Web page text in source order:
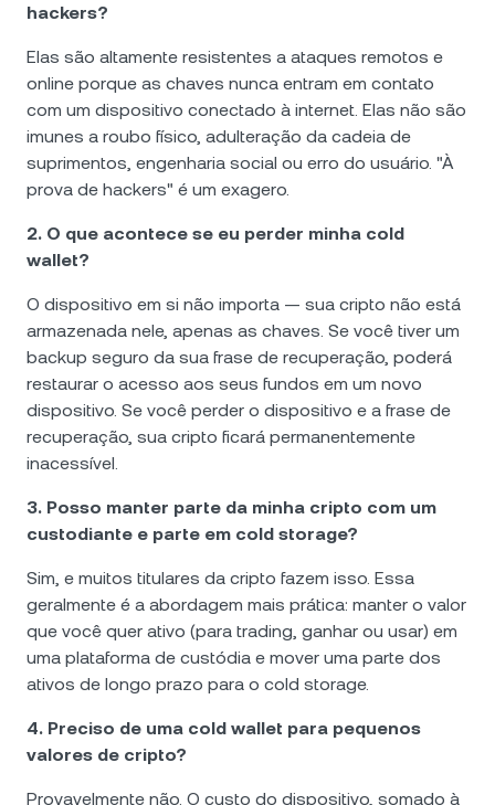
hackers?
Elas são altamente resistentes a ataques remotos e
online porque as chaves nunca entram em contato
com um dispositivo conectado à internet. Elas não são
imunes a roubo físico, adulteração da cadeia de
suprimentos, engenharia social ou erro do usuário. "À
prova de hackers" é um exagero.
2. O que acontece se eu perder minha cold
wallet?
O dispositivo em si não importa — sua cripto não está
armazenada nele, apenas as chaves. Se você tiver um
backup seguro da sua frase de recuperação, poderá
restaurar o acesso aos seus fundos em um novo
dispositivo. Se você perder o dispositivo e a frase de
recuperação, sua cripto ficará permanentemente
inacessível.
3. Posso manter parte da minha cripto com um
custodiante e parte em cold storage?
Sim, e muitos titulares da cripto fazem isso. Essa
geralmente é a abordagem mais prática: manter o valor
que você quer ativo (para trading, ganhar ou usar) em
uma plataforma de custódia e mover uma parte dos
ativos de longo prazo para o cold storage.
4. Preciso de uma cold wallet para pequenos
valores de cripto?
Provavelmente não. O custo do dispositivo, somado à